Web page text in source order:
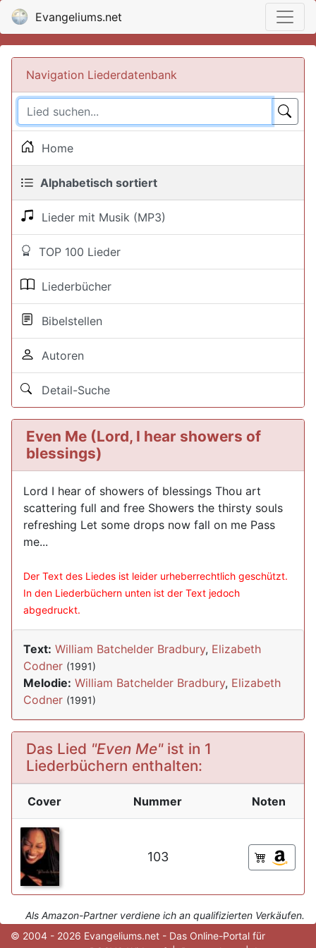
Evangeliums.net
Navigation Liederdatenbank
Home
Alphabetisch sortiert
Lieder mit Musik (MP3)
TOP 100 Lieder
Liederbücher
Bibelstellen
Autoren
Detail-Suche
Even Me (Lord, I hear showers of
blessings)
Lord I hear of showers of blessings Thou art
scattering full and free Showers the thirsty souls
refreshing Let some drops now fall on me Pass
me...
Der Text des Liedes ist leider urheberrechtlich geschützt.
In den Liederbüchern unten ist der Text jedoch
abgedruckt.
Text: William Batchelder Bradbury, Elizabeth
Codner (1991)
Melodie: William Batchelder Bradbury, Elizabeth
Codner (1991)
Das Lied "Even Me"ist in 1
Liederbüchern enthalten:
Cover Nummer Noten
103
Als Amazon-Partner verdiene ich an qualifizierten Verkäufen.
© 2004 - 2026 Evangeliums.net - Das Online-Portal für